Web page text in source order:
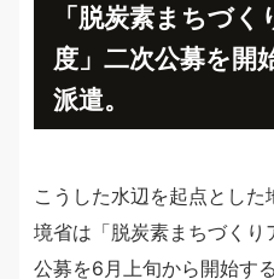
「脱炭素まちづ
度」二次公募を開
派遣。
こうした水辺を起点とし
境省は「脱炭素まちづく
公募を6月上旬から開始す